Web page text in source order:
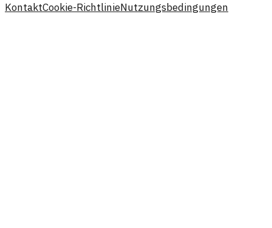
KontaktCookie-RichtlinieNutzungsbedingungen